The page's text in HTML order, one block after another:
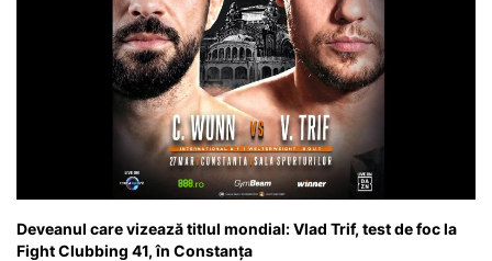
Deveanul care vizează titlul mondial: Vlad Trif, test de foc la
Fight Clubbing 41, în Constanța